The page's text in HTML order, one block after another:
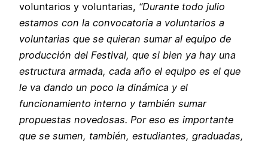
voluntarios y voluntarias, “Durante todo julio
estamos con la convocatoria a voluntarios a
voluntarias que se quieran sumar al equipo de
producción del Festival, que si bien ya hay una
estructura armada, cada año el equipo es el que
le va dando un poco la dinámica y el
funcionamiento interno y también sumar
propuestas novedosas. Por eso es importante
que se sumen, también, estudiantes, graduadas,